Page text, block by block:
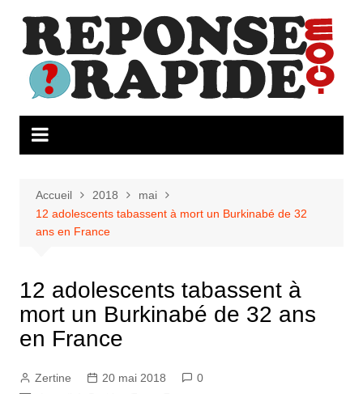
contenu
Accueil 2018
mai
12 adolescents tabassent à mort un Burkinabé de 32
ans en France
12 adolescents tabassent à
mort un Burkinabé de 32 ans
en France
Zertine 20 mai 2018
0